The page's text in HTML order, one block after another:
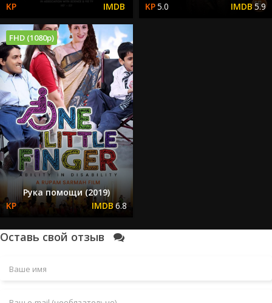
5.0
5.9
FHD (1080p)
Рука помощи (2019)
6.8
Оставь свой отзыв